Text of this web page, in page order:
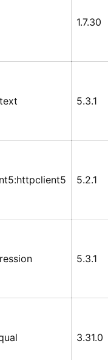
1.7.30
5.3.1
5.2.1
5.3.1
3.31.0